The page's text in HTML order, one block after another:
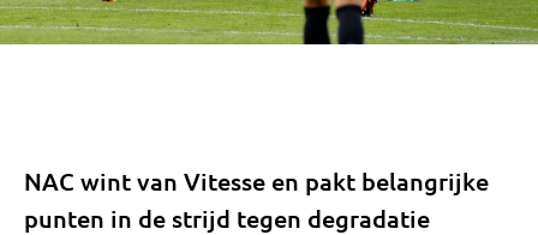
NAC wint van Vitesse en pakt belangrijke
punten in de strijd tegen degradatie